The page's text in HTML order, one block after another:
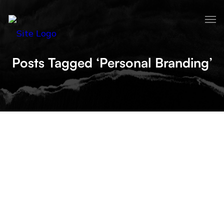
Posts Tagged ‘Personal Branding’